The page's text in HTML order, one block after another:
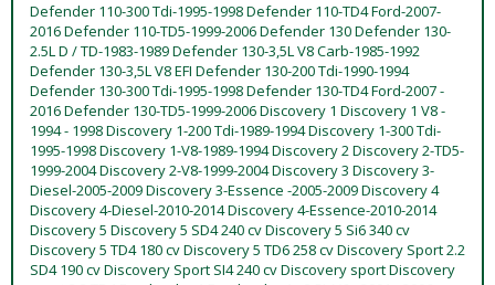
Defender 110-300 Tdi-1995-1998 Defender 110-TD4 Ford-2007-
2016 Defender 110-TD5-1999-2006 Defender 130 Defender 130-
2.5L D / TD-1983-1989 Defender 130-3,5L V8 Carb-1985-1992
Defender 130-3,5L V8 EFI Defender 130-200 Tdi-1990-1994
Defender 130-300 Tdi-1995-1998 Defender 130-TD4 Ford-2007 -
2016 Defender 130-TD5-1999-2006 Discovery 1 Discovery 1 V8 -
1994 - 1998 Discovery 1-200 Tdi-1989-1994 Discovery 1-300 Tdi-
1995-1998 Discovery 1-V8-1989-1994 Discovery 2 Discovery 2-TD5-
1999-2004 Discovery 2-V8-1999-2004 Discovery 3 Discovery 3-
Diesel-2005-2009 Discovery 3-Essence -2005-2009 Discovery 4
Discovery 4-Diesel-2010-2014 Discovery 4-Essence-2010-2014
Discovery 5 Discovery 5 SD4 240 cv Discovery 5 Si6 340 cv
Discovery 5 TD4 180 cv Discovery 5 TD6 258 cv Discovery Sport 2.2
SD4 190 cv Discovery Sport SI4 240 cv Discovery sport Discovery